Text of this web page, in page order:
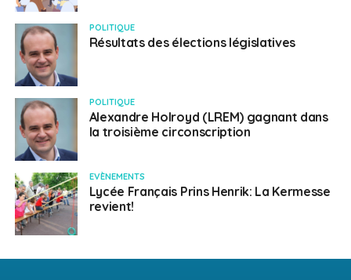
POLITIQUE
Résultats des élections législatives
POLITIQUE
Alexandre Holroyd (LREM) gagnant dans
la troisième circonscription
EVÈNEMENTS
Lycée Français Prins Henrik: La Kermesse
revient!